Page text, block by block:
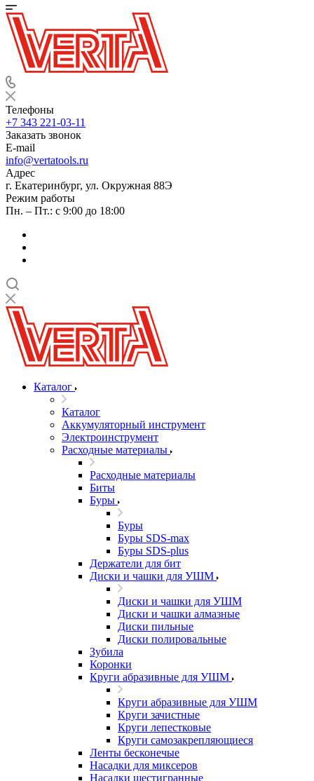
Телефоны
+7 343 221-03-11
Заказать звонок
E-mail
info@vertatools.ru
Адрес
г. Екатеринбург, ул. Окружная 88Э
Режим работы
Пн. – Пт.: с 9:00 до 18:00
Каталог
Каталог
Аккумуляторный инструмент
Электроинструмент
Расходные материалы
Расходные материалы
Биты
Буры
Буры
Буры SDS-max
Буры SDS-plus
Держатели для бит
Диски и чашки для УШМ
Диски и чашки для УШМ
Диски и чашки алмазные
Диски пильные
Диски полировальные
Зубила
Коронки
Круги абразивные для УШМ
Круги абразивные для УШМ
Круги зачистные
Круги лепестковые
Круги самозакрепляющиеся
Ленты бесконечые
Насадки для миксеров
Насадки шестигранные